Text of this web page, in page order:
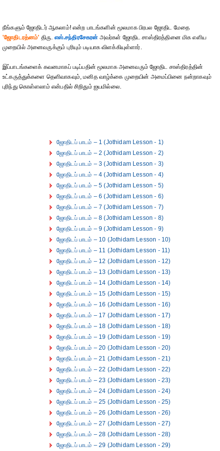
நீங்களும் ஜோதிடர் ஆகலாம்! என்ற பாடங்களின் மூலமாக பிரபல ஜோதிட மேதை
'ஜோதிடரத்னம்' திரு. எஸ்.சந்திரசேகரன் அவர்கள் ஜோதிட சாஸ்திரத்தினை மிக எளிய
முறையில் அனைவருக்கும் புரியும் படியாக விளக்கியுள்ளார்.
இப்பாடங்களைக் கவனமாகப் படிப்பதின் மூலமாக அனைவரும் ஜோதிட சாஸ்திரத்தின்
உட்கருத்துக்களை தெளிவாகவும், மனித வாழ்க்கை முறையின் அமைப்பினை நன்றாகவும்
புரிந்து கொள்ளலாம் என்பதில் சிறிதும் ஐயமில்லை.
ஜோதிடப் பாடம் – 1 (Jothidam Lesson - 1)
ஜோதிடப் பாடம் – 2 (Jothidam Lesson - 2)
ஜோதிடப் பாடம் – 3 (Jothidam Lesson - 3)
ஜோதிடப் பாடம் – 4 (Jothidam Lesson - 4)
ஜோதிடப் பாடம் – 5 (Jothidam Lesson - 5)
ஜோதிடப் பாடம் – 6 (Jothidam Lesson - 6)
ஜோதிடப் பாடம் – 7 (Jothidam Lesson - 7)
ஜோதிடப் பாடம் – 8 (Jothidam Lesson - 8)
ஜோதிடப் பாடம் – 9 (Jothidam Lesson - 9)
ஜோதிடப் பாடம் – 10 (Jothidam Lesson - 10)
ஜோதிடப் பாடம் – 11 (Jothidam Lesson - 11)
ஜோதிடப் பாடம் – 12 (Jothidam Lesson - 12)
ஜோதிடப் பாடம் – 13 (Jothidam Lesson - 13)
ஜோதிடப் பாடம் – 14 (Jothidam Lesson - 14)
ஜோதிடப் பாடம் – 15 (Jothidam Lesson - 15)
ஜோதிடப் பாடம் – 16 (Jothidam Lesson - 16)
ஜோதிடப் பாடம் – 17 (Jothidam Lesson - 17)
ஜோதிடப் பாடம் – 18 (Jothidam Lesson - 18)
ஜோதிடப் பாடம் – 19 (Jothidam Lesson - 19)
ஜோதிடப் பாடம் – 20 (Jothidam Lesson - 20)
ஜோதிடப் பாடம் – 21 (Jothidam Lesson - 21)
ஜோதிடப் பாடம் – 22 (Jothidam Lesson - 22)
ஜோதிடப் பாடம் – 23 (Jothidam Lesson - 23)
ஜோதிடப் பாடம் – 24 (Jothidam Lesson - 24)
ஜோதிடப் பாடம் – 25 (Jothidam Lesson - 25)
ஜோதிடப் பாடம் – 26 (Jothidam Lesson - 26)
ஜோதிடப் பாடம் – 27 (Jothidam Lesson - 27)
ஜோதிடப் பாடம் – 28 (Jothidam Lesson - 28)
ஜோதிடப் பாடம் – 29 (Jothidam Lesson - 29)